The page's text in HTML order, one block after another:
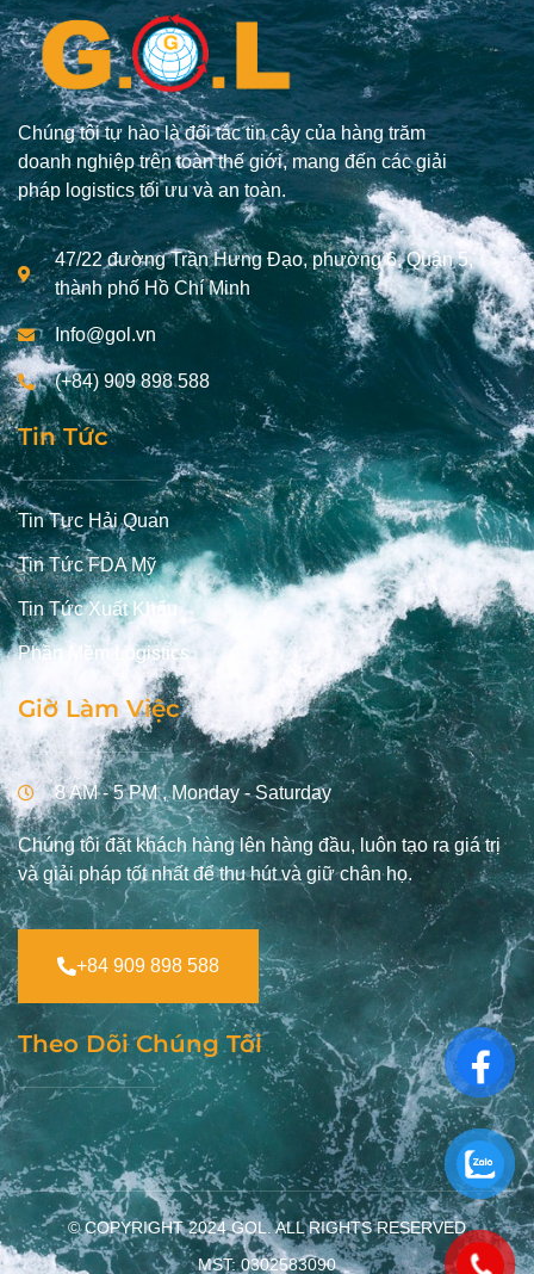
Chúng tôi tự hào là đối tác tin cậy của hàng trăm
doanh nghiệp trên toàn thế giới, mang đến các giải
pháp logistics tối ưu và an toàn.
47/22 đường Trần Hưng Đạo, phường 6, Quận 5,
thành phố Hồ Chí Minh
Info@gol.vn
(+84) 909 898 588
Tin Tức
Tin Tưc Hải Quan
Tin Tức FDA Mỹ
Tin Tức Xuất Khẩu
Phần Mềm Logistics
Giờ Làm Việc
8 AM - 5 PM , Monday - Saturday
Chúng tôi đặt khách hàng lên hàng đầu, luôn tạo ra giá trị
và giải pháp tốt nhất để thu hút và giữ chân họ.
+84 909 898 588
Theo Dõi Chúng Tôi
© COPYRIGHT 2024GOL. ALL RIGHTS RESERVED
MST: 0302583090